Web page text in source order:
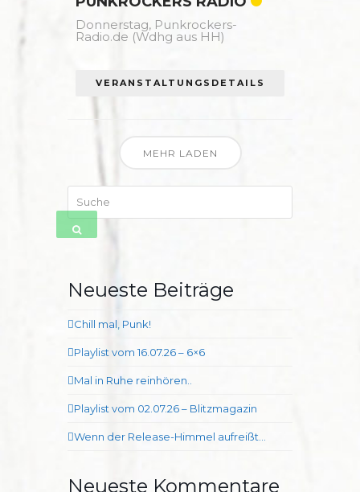
Donnerstag, Punkrockers-
Radio.de (Wdhg aus HH)
VERANSTALTUNGSDETAILS
MEHR LADEN
Neueste Beiträge
Chill mal, Punk!
Playlist vom 16.07.26 – 6×6
Mal in Ruhe reinhören..
Playlist vom 02.07.26 – Blitzmagazin
Wenn der Release-Himmel aufreißt…
Neueste Kommentare